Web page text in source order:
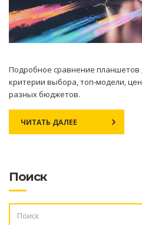
Подробное сравнение планшетов
критерии выбора, топ‑модели,
разных бюджетов.
ЧИТАТЬ ДАЛЕЕ
Поиск